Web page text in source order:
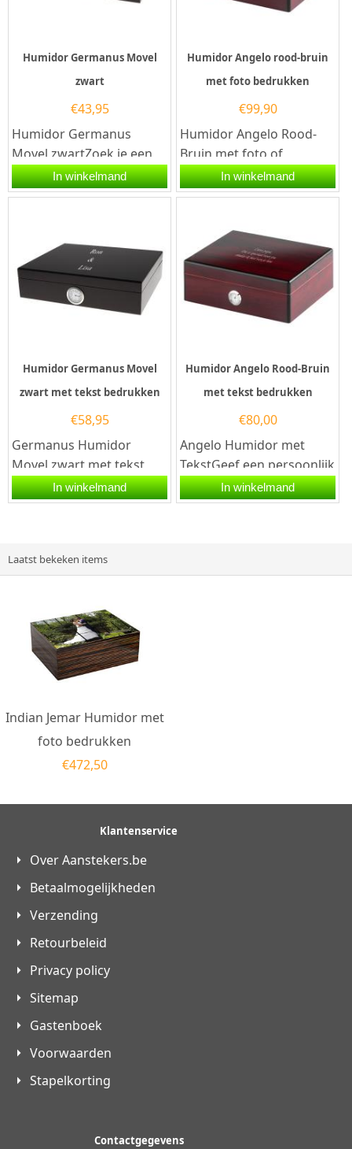
Humidor Germanus Movel
zwart
€43,95
Humidor Germanus
Movel zwartZoek je een
elegante en functionele
manier om je sigaren te
In winkelmand
Humidor Angelo rood-bruin
met foto bedrukken
€99,90
Humidor Angelo Rood-
Bruin met foto of
tekstMaak je
sigarenervaring
Angelo...
In winkelmand
Humidor Germanus Movel
zwart met tekst bedrukken
€58,95
Germanus Humidor
Movel zwart met tekst
bedrukkenBen je op zoek
naar een origineel
In winkelmand
Humidor Angelo Rood-Bruin
met tekst bedrukken
€80,00
Angelo Humidor met
TekstGeef een persoonlijk
en tijdloos geschenk door
de Angelo Humidor Rood-
In winkelmand
Laatst bekeken items
Indian Jemar Humidor met
foto bedrukken
€472,50
Klantenservice
Over Aanstekers.be
Betaalmogelijkheden
Verzending
Retourbeleid
Privacy policy
Sitemap
Gastenboek
Voorwaarden
Stapelkorting
Contactgegevens